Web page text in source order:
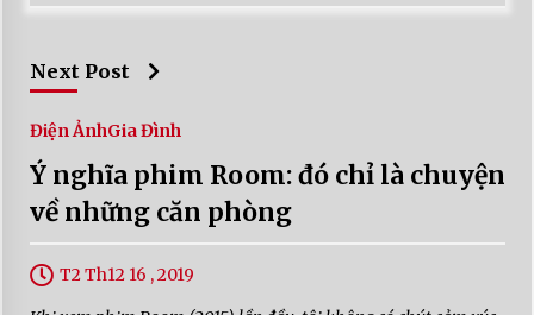
Next Post
Điện ẢnhGia Đình
Ý nghĩa phim Room: đó chỉ là chuyện
về những căn phòng
T2 Th12 16 , 2019